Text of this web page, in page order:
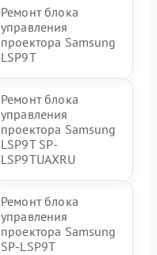
Ремонт блока
управления
проектора Samsung
LSP9T
Ремонт блока
управления
проектора Samsung
LSP9T SP-
LSP9TUAXRU
Ремонт блока
управления
проектора Samsung
SP-LSP9T